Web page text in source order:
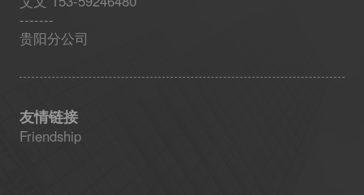
-------
贵阳分公司
友情链接
Friendship